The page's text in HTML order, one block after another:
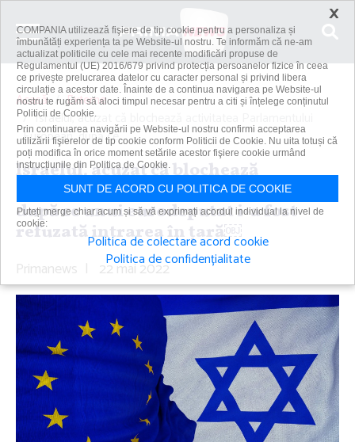
Acasă
Externe
Israelul, acuzat că blochează activitatea Parlamentului
European, după ce...
Israelul, acuzat că blochează
activitatea Parlamentului European,
după ce unui eurodeputat i-a fost
refuzată intrarea în ţară￼
Primanews | 22 mai 2022
×
COMPANIA utilizează fişiere de tip cookie pentru a personaliza și
îmbunătăți experiența ta pe Website-ul nostru. Te informăm că ne-am
actualizat politicile cu cele mai recente modificări propuse de
Regulamentul (UE) 2016/679 privind protecția persoanelor fizice în ceea
ce privește prelucrarea datelor cu caracter personal și privind libera
circulație a acestor date. Înainte de a continua navigarea pe Website-ul
nostru te rugăm să aloci timpul necesar pentru a citi și înțelege conținutul
Politicii de Cookie.
Prin continuarea navigării pe Website-ul nostru confirmi acceptarea
utilizării fişierelor de tip cookie conform Politicii de Cookie. Nu uita totuși că
poți modifica în orice moment setările acestor fişiere cookie urmând
instrucțiunile din Politica de Cookie.
SUNT DE ACORD CU POLITICA DE COOKIE
Puteți merge chiar acum și să vă exprimați acordul individual la nivel de
cookie:
Politica de colectare acord cookie
Politica de confidențialitate